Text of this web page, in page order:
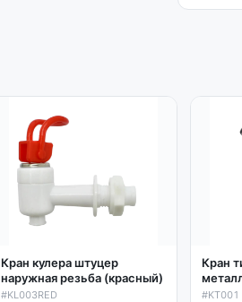
Кран кулера штуцер
наружная резьба (красный)
#KL003RED
Кран
#KT001